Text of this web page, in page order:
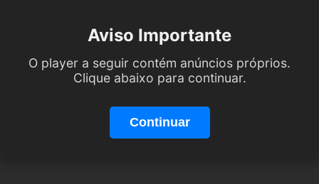
Aviso Importante
O player a seguir contém anúncios próprios.
Clique abaixo para continuar.
Continuar